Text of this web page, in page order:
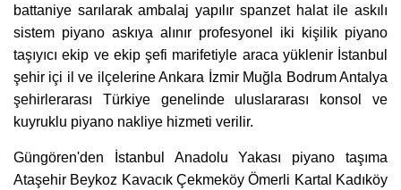
battaniye sarılarak ambalaj yapılır spanzet halat ile askılı
sistem piyano askıya alınır profesyonel iki kişilik piyano
taşıyıcı ekip ve ekip şefi marifetiyle araca yüklenir İstanbul
şehir içi il ve ilçelerine Ankara İzmir Muğla Bodrum Antalya
şehirlerarası Türkiye genelinde uluslararası konsol ve
kuyruklu piyano nakliye hizmeti verilir.
Güngören'den İstanbul Anadolu Yakası piyano taşıma
Ataşehir Beykoz Kavacık Çekmeköy Ömerli Kartal Kadıköy